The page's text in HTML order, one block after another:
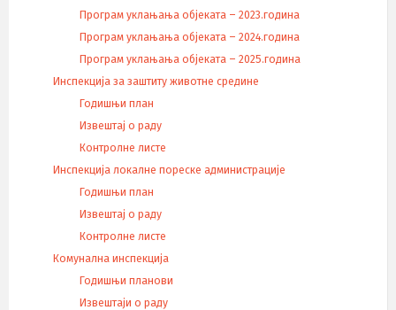
Програм уклањања објеката – 2023.година
Програм уклањања објеката – 2024.година
Програм уклањања објеката – 2025.година
Инспекција за заштиту животне средине
Годишњи план
Извештај о раду
Контролне листе
Инспекција локалне пореске администрације
Годишњи план
Извештај о раду
Контролне листе
Комунална инспекција
Годишњи планови
Извештаји о раду